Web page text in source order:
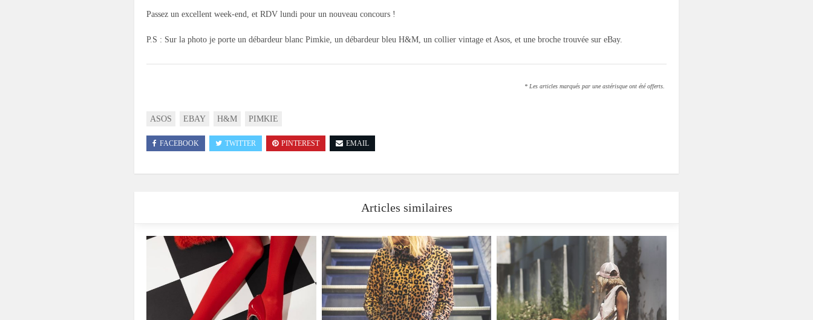
Passez un excellent week-end, et RDV lundi pour un nouveau concours !
P.S : Sur la photo je porte un débardeur blanc Pimkie, un débardeur bleu H&M, un collier vintage et Asos, et une broche trouvée sur eBay.
* Les articles marqués par une astérisque ont été offerts.
ASOS EBAY H&M PIMKIE
FACEBOOK TWITTER PINTEREST EMAIL
Articles similaires